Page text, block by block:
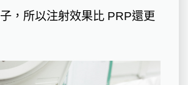
，所以注射效果比 PRP還更